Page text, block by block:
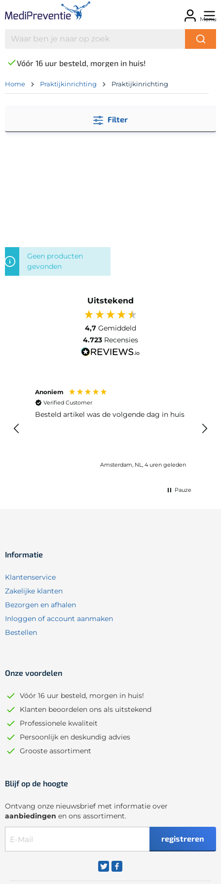
Menu
Vóór 16 uur besteld, morgen in huis!
Home Praktijkinrichting Praktijkinrichting
Filter
Geen producten
gevonden
Uitstekend
4,7 Gemiddeld
4.723 Recensies
Anoniem
Verified Customer
Besteld artikel was de volgende dag in huis
Amsterdam, NL, 4 uren geleden
Pauze
Informatie
Klantenservice
Zakelijke klanten
Bezorgen en afhalen
Inloggen of account aanmaken
Bestellen
Onze voordelen
Vóór 16 uur besteld, morgen in huis!
Klanten beoordelen ons als uitstekend
Professionele kwaliteit
Persoonlijk en deskundig advies
Grooste assortiment
Blijf op de hoogte
Ontvang onze nieuwsbrief met informatie over
aanbiedingen en ons assortiment.
registreren